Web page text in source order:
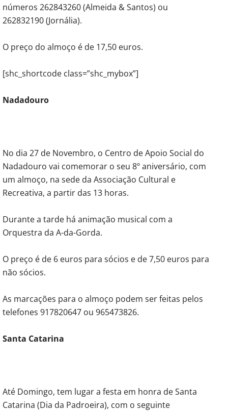
números 262843260 (Almeida & Santos) ou
262832190 (Jornália).
O preço do almoço é de 17,50 euros.
[shc_shortcode class=”shc_mybox”]
Nadadouro
No dia 27 de Novembro, o Centro de Apoio Social do
Nadadouro vai comemorar o seu 8º aniversário, com
um almoço, na sede da Associação Cultural e
Recreativa, a partir das 13 horas.
Durante a tarde há animação musical com a
Orquestra da A-da-Gorda.
O preço é de 6 euros para sócios e de 7,50 euros para
não sócios.
As marcações para o almoço podem ser feitas pelos
telefones 917820647 ou 965473826.
Santa Catarina
Até Domingo, tem lugar a festa em honra de Santa
Catarina (Dia da Padroeira), com o seguinte